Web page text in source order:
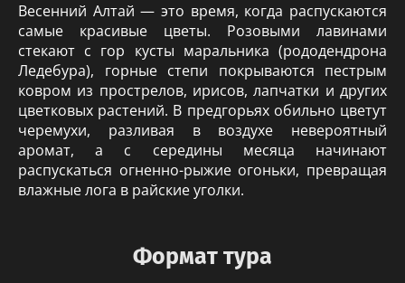
Весенний Алтай — это время, когда распускаются
самые красивые цветы. Розовыми лавинами
стекают с гор кусты маральника (рододендрона
Ледебура), горные степи покрываются пестрым
ковром из прострелов, ирисов, лапчатки и других
цветковых растений. В предгорьях обильно цветут
черемухи, разливая в воздухе невероятный
аромат, а с середины месяца начинают
распускаться огненно-рыжие огоньки, превращая
влажные лога в райские уголки.
Формат тура